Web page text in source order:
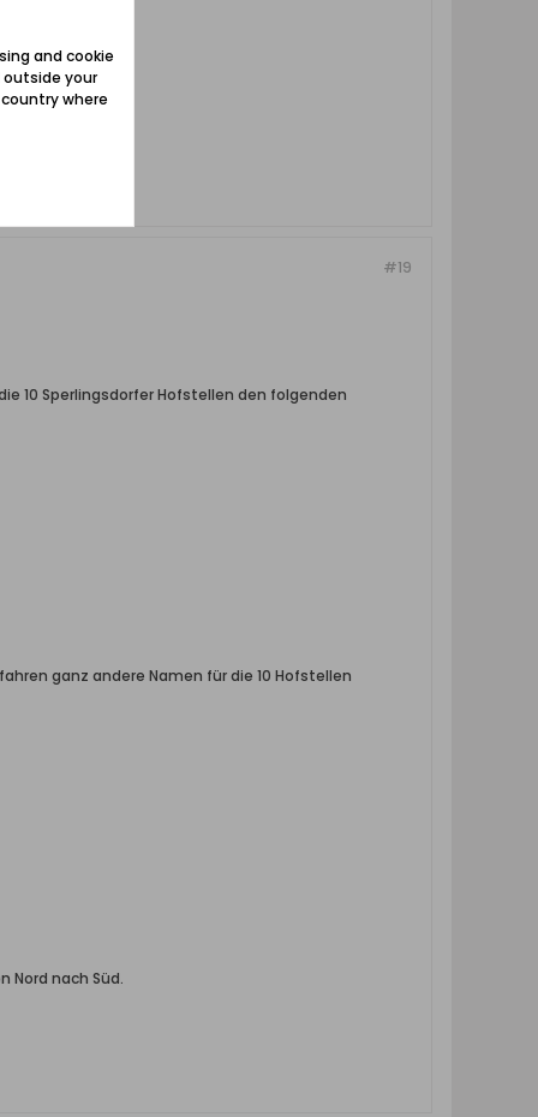
#19
10 Sperlingsdorfer Hofstellen den folgenden
ganz andere Namen für die 10 Hofstellen
Nord nach Süd.
and cookie
your
where